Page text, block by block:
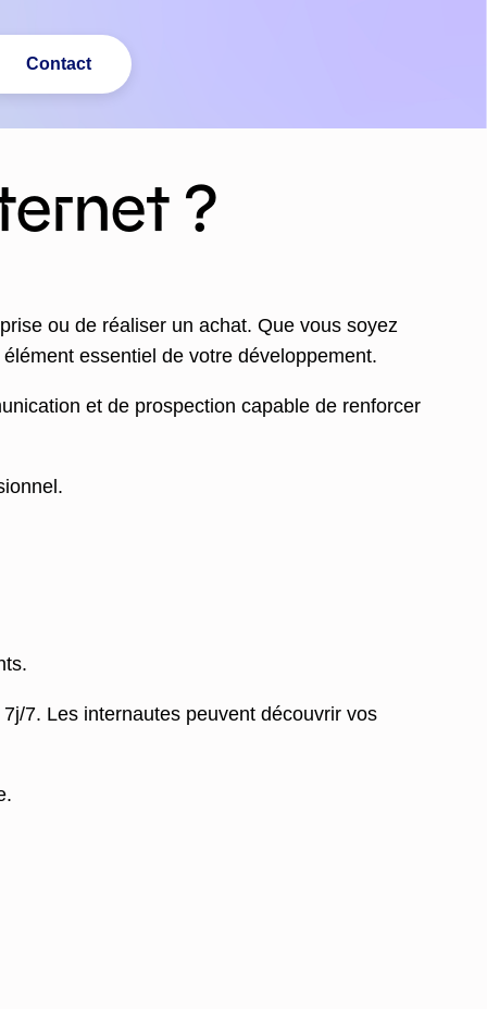
Contact
?
ou de réaliser un achat. Que vous soyez
essentiel de votre développement.
et de prospection capable de renforcer
7. Les internautes peuvent découvrir vos